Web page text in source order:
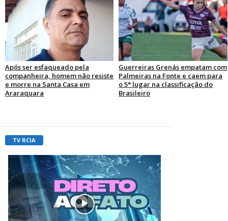
Após ser esfaqueado pela
companheira, homem não resiste
e morre na Santa Casa em
Araraquara
Guerreiras Grenás empatam com
Palmeiras na Fonte e caem para
o 5° lugar na classificação do
Brasileiro
TV RCIA